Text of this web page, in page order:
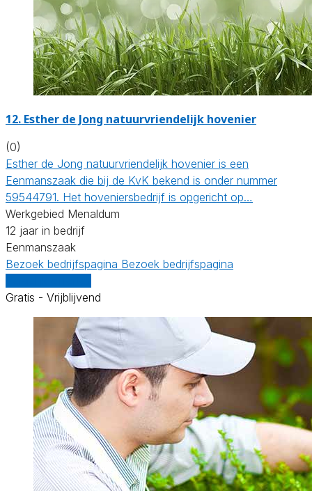
12. Esther de Jong natuurvriendelijk hovenier
(0)
Esther de Jong natuurvriendelijk hovenier is een
Eenmanszaak die bij de KvK bekend is onder nummer
59544791. Het hoveniersbedrijf is opgericht op…
Werkgebied Menaldum
12 jaar in bedrijf
Eenmanszaak
Bezoek bedrijfspagina Bezoek bedrijfspagina
Gratis - Vrijblijvend